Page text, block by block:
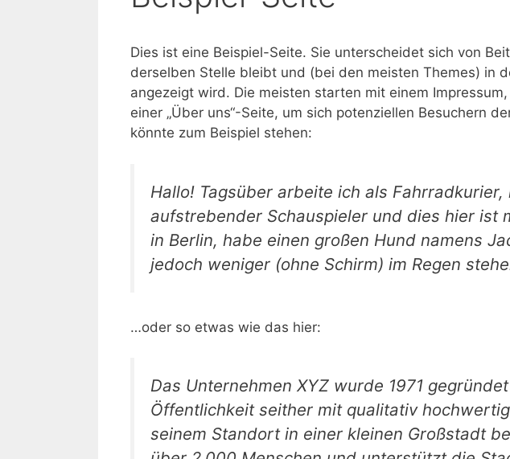
Dies ist eine Beispiel-Seite. Sie unterscheidet sich von
derselben Stelle bleibt und (bei den meisten Themes) in
angezeigt wird. Die meisten starten mit einem
einer „Über uns“-Seite, um sich potenziellen Besuchern
könnte zum Beispiel stehen:
Hallo! Tagsüber arbeite ich als
aufstrebender Schauspieler und dies hier ist
in Berlin, habe einen großen Hund namens
jedoch weniger (ohne Schirm) im Regen
…oder so etwas wie das hier:
Das Unternehmen XYZ wurde 1971
Öffentlichkeit seither mit qualitativ
seinem Standort in einer kleinen Großstadt